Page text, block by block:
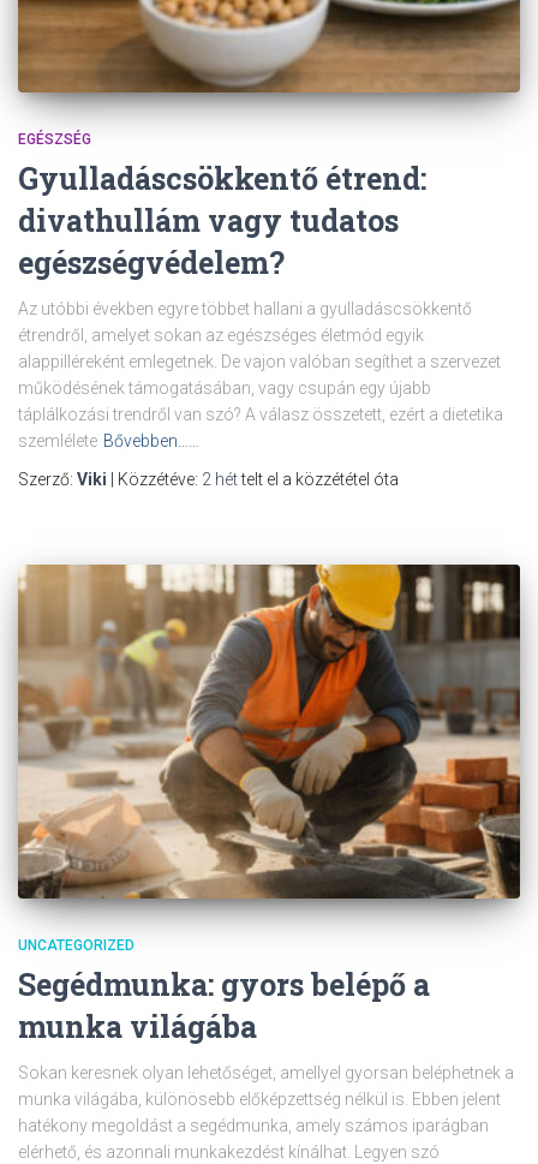
EGÉSZSÉG
Gyulladáscsökkentő étrend:
divathullám vagy tudatos
egészségvédelem?
Az utóbbi években egyre többet hallani a gyulladáscsökkentő
étrendről, amelyet sokan az egészséges életmód egyik
alappilléreként emlegetnek. De vajon valóban segíthet a szervezet
működésének támogatásában, vagy csupán egy újabb
táplálkozási trendről van szó? A válasz összetett, ezért a dietetika
szemlélete Bővebben……
Szerző: Viki | Közzétéve: 2 héttelt el a közzététel óta
UNCATEGORIZED
Segédmunka: gyors belépő a
munka világába
Sokan keresnek olyan lehetőséget, amellyel gyorsan beléphetnek a
munka világába, különösebb előképzettség nélkül is. Ebben jelent
hatékony megoldást a segédmunka, amely számos iparágban
elérhető, és azonnali munkakezdést kínálhat. Legyen szó